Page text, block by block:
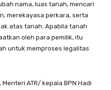
nama, luas tanah, mencari
merekayasa perkara, serta
atas tanah. Apabila tanah
oleh para pemilik, itu
untuk memproses legalitas
ATR/ kepala BPN Hadi